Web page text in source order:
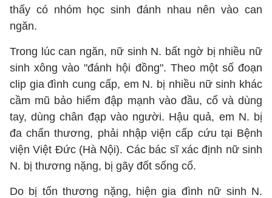
thấy có nhóm học sinh đánh nhau nên vào can
ngăn.
Trong lúc can ngăn, nữ sinh N. bất ngờ bị nhiều nữ
sinh xông vào "đánh hội đồng". Theo một số đoạn
clip gia đình cung cấp, em N. bị nhiều nữ sinh khác
cầm mũ bảo hiểm đập mạnh vào đầu, cổ và dùng
tay, dùng chân đạp vào người. Hậu quả, em N. bị
đa chấn thương, phải nhập viện cấp cứu tại Bệnh
viện Việt Đức (Hà Nội). Các bác sĩ xác định nữ sinh
N. bị thương nặng, bị gãy đốt sống cổ.
Do bị tổn thương nặng, hiện gia đình nữ sinh N.